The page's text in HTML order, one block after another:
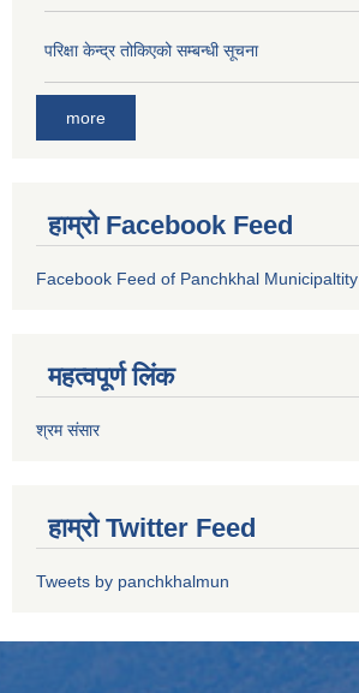
परिक्षा केन्द्र तोकिएको सम्बन्धी सूचना
more
हाम्रो Facebook Feed
Facebook Feed of Panchkhal Municipaltity
महत्वपूर्ण लिंक
श्रम संसार
हाम्रो Twitter Feed
Tweets by panchkhalmun